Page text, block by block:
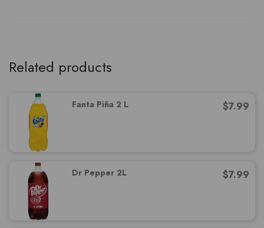
Related products
Fanta Piña 2 L $7.99
Dr Pepper 2L $7.99